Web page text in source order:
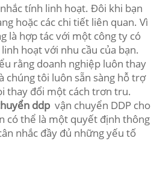
tính linh hoạt. Đôi khi bạn
hoặc các chi tiết liên quan. Vì
là hợp tác với một công ty có
hoạt với nhu cầu của bạn.
rằng doanh nghiệp luôn thay
chúng tôi luôn sẵn sàng hỗ trợ
thay đổi một cách trơn tru.
ddp vận chuyển DDP cho
có thể là một quyết định thông
nhắc đầy đủ những yếu tố